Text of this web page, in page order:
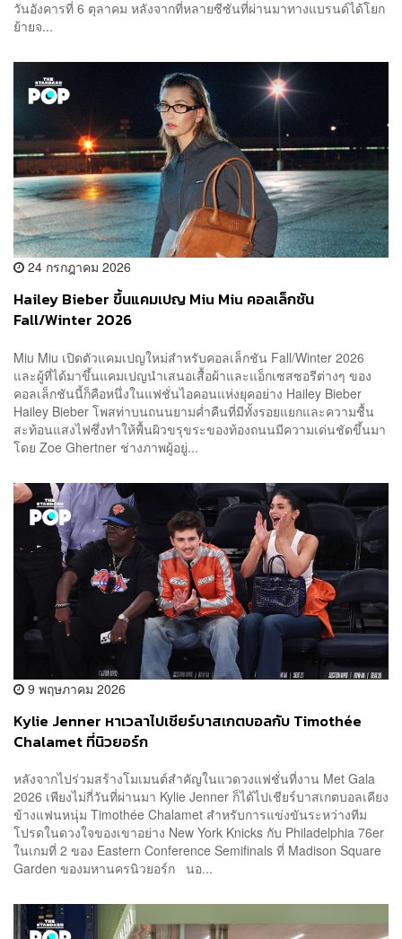
วันอังคารที่ 6 ตุลาคม หลังจากที่หลายซีซันที่ผ่านมาทางแบรนด์ได้โยก
ย้ายจ...
24 กรกฎาคม 2026
Hailey Bieber ขึ้นแคมเปญ Miu Miu คอลเล็กชัน
Fall/Winter 2026
Miu Miu เปิดตัวแคมเปญใหม่สำหรับคอลเล็กชัน Fall/Winter 2026
และผู้ที่ได้มาขึ้นแคมเปญนำเสนอเสื้อผ้าและแอ็กเซสซอรีต่างๆ ของ
คอลเล็กชันนี้ก็คือหนึ่งในแฟชั่นไอคอนแห่งยุคอย่าง Hailey Bieber
Hailey Bieber โพสท่าบนถนนยามค่ำคืนที่มีทั้งรอยแยกและความชื้น
สะท้อนแสงไฟซึ่งทำให้พื้นผิวขรุขระของท้องถนนมีความเด่นชัดขึ้นมา
โดย Zoe Ghertner ช่างภาพผู้อยู่...
9 พฤษภาคม 2026
Kylie Jenner หาเวลาไปเชียร์บาสเกตบอลกับ Timothée
Chalamet ที่นิวยอร์ก
หลังจากไปร่วมสร้างโมเมนต์สำคัญในแวดวงแฟชั่นที่งาน Met Gala
2026 เพียงไม่กี่วันที่ผ่านมา Kylie Jenner ก็ได้ไปเชียร์บาสเกตบอลเคียง
ข้างแฟนหนุ่ม Timothée Chalamet สำหรับการแข่งขันระหว่างทีม
โปรดในดวงใจของเขาอย่าง New York Knicks กับ Philadelphia 76er
ในเกมที่ 2 ของ Eastern Conference Semifinals ที่ Madison Square
Garden ของมหานครนิวยอร์ก นอ...